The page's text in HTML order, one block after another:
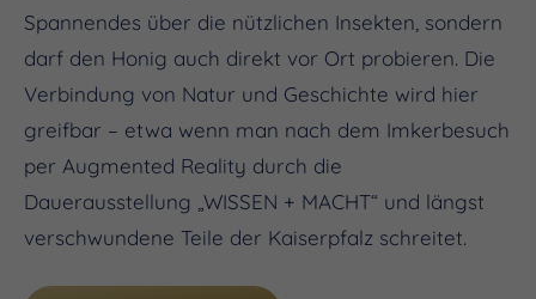
Spannendes über die nützlichen Insekten, sondern
darf den Honig auch direkt vor Ort probieren. Die
Verbindung von Natur und Geschichte wird hier
greifbar – etwa wenn man nach dem Imkerbesuch
per Augmented Reality durch die
Dauerausstellung „WISSEN + MACHT“ und längst
verschwundene Teile der Kaiserpfalz schreitet.